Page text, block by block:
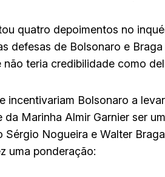
quatro depoimentos no
defesas de Bolsonaro e
teria credibilidade como
incentivariam Bolsonaro a
Marinha Almir Garnier ser
Nogueira e Walter
uma ponderação: